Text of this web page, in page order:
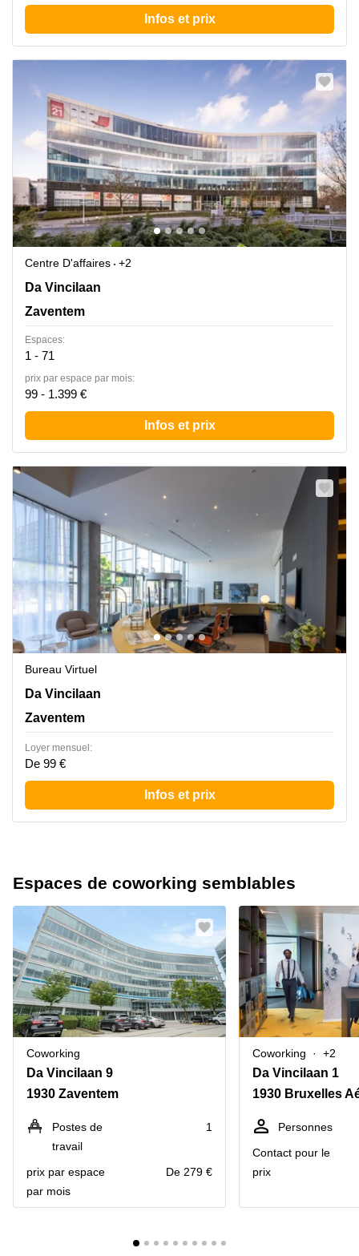
Infos et prix
Centre D'affaires
+2
Da Vincilaan 2, Zaventem
Da Vincilaan
Zaventem
Espaces:
1 - 71
prix par espace par mois:
99 - 1.399 €
Infos et prix
Bureau Virtuel
Da Vincilaan 2, Zaventem
Da Vincilaan
Zaventem
Loyer mensuel:
De 99 €
Infos et prix
Espaces de coworking semblables
Coworking
Da Vincilaan 9
1930 Zaventem
Postes de
travail
1
prix par espace
par mois
De 279 €
Coworking +2
Da Vincilaan 1
1930 Bruxelles
Personnes
Contact pour le
prix